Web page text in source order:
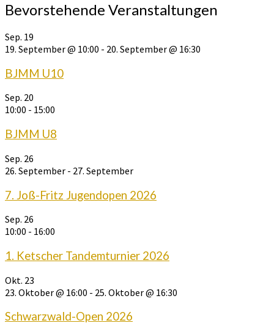
Bevorstehende Veranstaltungen
Sep. 19
19. September @ 10:00 - 20. September @ 16:30
BJMM U10
Sep. 20
10:00 - 15:00
BJMM U8
Sep. 26
26. September - 27. September
7. Joß-Fritz Jugendopen 2026
Sep. 26
10:00 - 16:00
1. Ketscher Tandemturnier 2026
Okt. 23
23. Oktober @ 16:00 - 25. Oktober @ 16:30
Schwarzwald-Open 2026